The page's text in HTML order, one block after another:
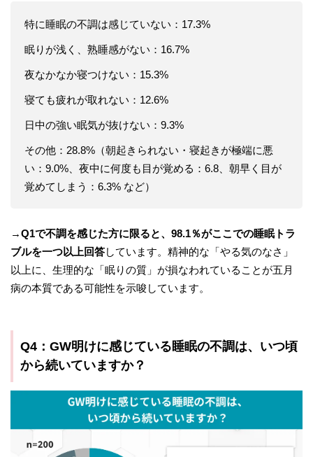
特に睡眠の不調は感じていない：17.3%
眠りが浅く、熟睡感がない：16.7%
夜なかなか寝つけない：15.3%
寝ても疲れが取れない：12.6%
日中の強い眠気が抜けない：9.3%
その他：28.8%（朝起きられない・寝起きが極端に悪
い：9.0%、夜中に何度も目が覚める：6.8、朝早く目が
覚めてしまう：6.3% など）
→Q1で不調を感じた方に限ると、98.1％がここでの睡眠トラ
ブルを一つ以上回答しています。精神的な「やる気のなさ」
以上に、生理的な「眠りの質」が損なわれていることが五月
病の本質である可能性を示唆しています。
Q4：GW明けに感じている睡眠の不調は、いつ頃
から続いていますか？